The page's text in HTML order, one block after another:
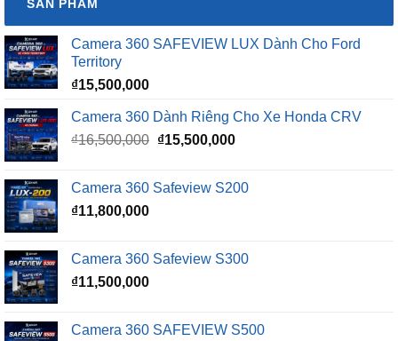
SẢN PHẨM
Camera 360 SAFEVIEW LUX Dành Cho Ford
Territory
₫15,500,000
Camera 360 Dành Riêng Cho Xe Honda CRV
₫16,500,000 Giá
₫16,500,000.
₫15,500,000Giá
là:
Camera 360 Safeview S200
₫11,800,000
Camera 360 Safeview S300
₫11,500,000
Camera 360 SAFEVIEW S500